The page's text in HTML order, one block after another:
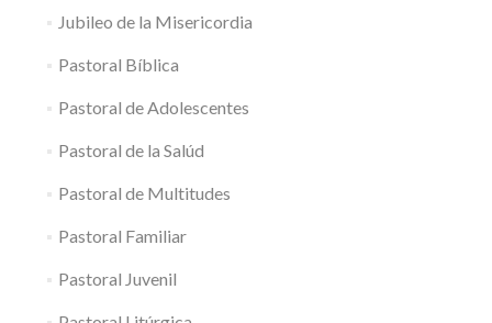
Jubileo de la Misericordia
Pastoral Bíblica
Pastoral de Adolescentes
Pastoral de la Salúd
Pastoral de Multitudes
Pastoral Familiar
Pastoral Juvenil